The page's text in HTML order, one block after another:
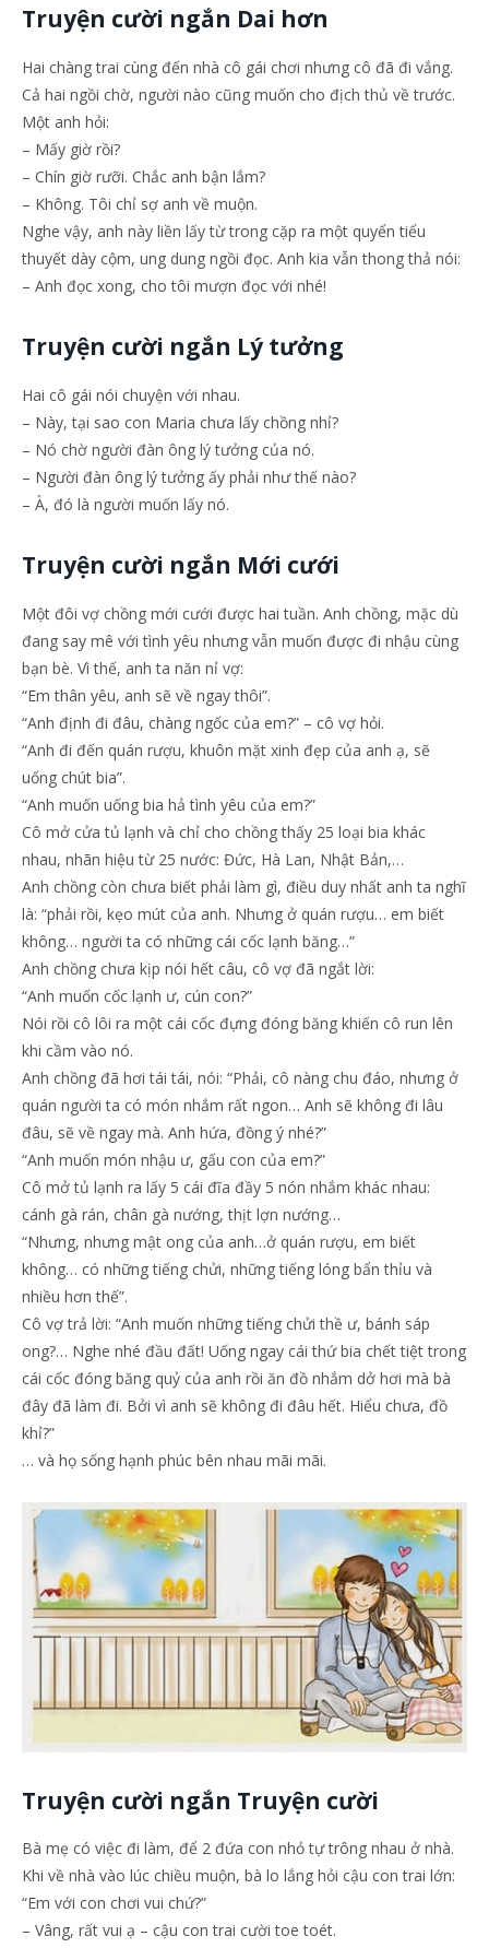
Truyện cười ngắn Dai hơn
Hai chàng trai cùng đến nhà cô gái chơi nhưng cô đã đi vắng.
Cả hai ngồi chờ, người nào cũng muốn cho địch thủ về trước.
Một anh hỏi:
– Mấy giờ rồi?
– Chín giờ rưỡi. Chắc anh bận lắm?
– Không. Tôi chỉ sợ anh về muộn.
Nghe vậy, anh này liền lấy từ trong cặp ra một quyển tiểu
thuyết dày cộm, ung dung ngồi đọc. Anh kia vẫn thong thả nói:
– Anh đọc xong, cho tôi mượn đọc với nhé!
Truyện cười ngắn Lý tưởng
Hai cô gái nói chuyện với nhau.
– Này, tại sao con Maria chưa lấy chồng nhỉ?
– Nó chờ người đàn ông lý tưởng của nó.
– Người đàn ông lý tưởng ấy phải như thế nào?
– À, đó là người muốn lấy nó.
Truyện cười ngắn Mới cưới
Một đôi vợ chồng mới cưới được hai tuần. Anh chồng, mặc dù
đang say mê với tình yêu nhưng vẫn muốn được đi nhậu cùng
bạn bè. Vì thế, anh ta năn nỉ vợ:
“Em thân yêu, anh sẽ về ngay thôi”.
“Anh định đi đâu, chàng ngốc của em?” – cô vợ hỏi.
“Anh đi đến quán rượu, khuôn mặt xinh đẹp của anh ạ, sẽ
uống chút bia”.
“Anh muốn uống bia hả tình yêu của em?”
Cô mở cửa tủ lạnh và chỉ cho chồng thấy 25 loại bia khác
nhau, nhãn hiệu từ 25 nước: Đức, Hà Lan, Nhật Bản,…
Anh chồng còn chưa biết phải làm gì, điều duy nhất anh ta nghĩ
là: “phải rồi, kẹo mút của anh. Nhưng ở quán rượu… em biết
không… người ta có những cái cốc lạnh băng…”
Anh chồng chưa kịp nói hết câu, cô vợ đã ngắt lời:
“Anh muốn cốc lạnh ư, cún con?”
Nói rồi cô lôi ra một cái cốc đựng đóng băng khiến cô run lên
khi cầm vào nó.
Anh chồng đã hơi tái tái, nói: “Phải, cô nàng chu đáo, nhưng ở
quán người ta có món nhắm rất ngon… Anh sẽ không đi lâu
đâu, sẽ về ngay mà. Anh hứa, đồng ý nhé?”
“Anh muốn món nhậu ư, gấu con của em?”
Cô mở tủ lạnh ra lấy 5 cái đĩa đầy 5 nón nhắm khác nhau:
cánh gà rán, chân gà nướng, thịt lợn nướng…
“Nhưng, nhưng mật ong của anh…ở quán rượu, em biết
không… có những tiếng chửi, những tiếng lóng bẩn thỉu và
nhiều hơn thế”.
Cô vợ trả lời: “Anh muốn những tiếng chửi thề ư, bánh sáp
ong?… Nghe nhé đầu đất! Uống ngay cái thứ bia chết tiệt trong
cái cốc đóng băng quỷ của anh rồi ăn đồ nhắm dở hơi mà bà
đây đã làm đi. Bởi vì anh sẽ không đi đâu hết. Hiểu chưa, đồ
khỉ?”
… và họ sống hạnh phúc bên nhau mãi mãi.
Truyện cười ngắn Truyện cười
Bà mẹ có việc đi làm, để 2 đứa con nhỏ tự trông nhau ở nhà.
Khi về nhà vào lúc chiều muộn, bà lo lắng hỏi cậu con trai lớn:
“Em với con chơi vui chứ?”
– Vâng, rất vui ạ – cậu con trai cười toe toét.